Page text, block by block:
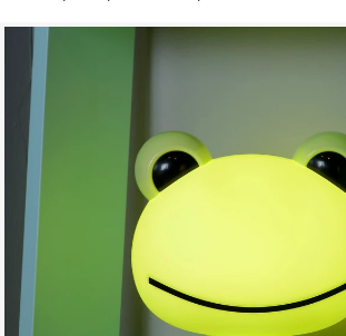
Skip
end
the
images
gallery